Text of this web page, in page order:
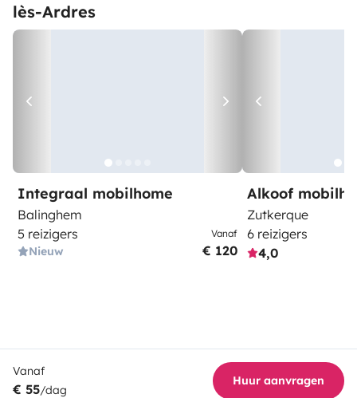
lès-Ardres
Integraal mobilhome
Balinghem
5 reizigers
Nieuw
Vanaf
€ 120
Alkoof
Zutkerque
6 reizigers
4,0
Vanaf
€ 55/dag
Huur aanvragen